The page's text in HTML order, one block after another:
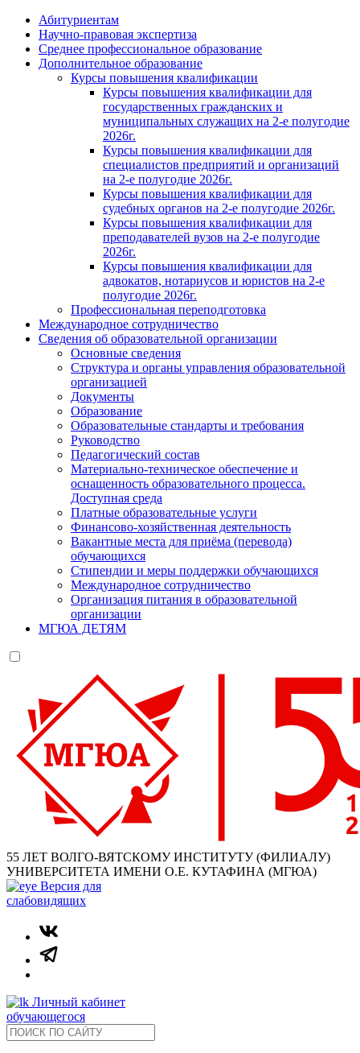
Абитуриентам
Научно-правовая экспертиза
Cреднее профессиональное образование
Дополнительное образование
Курсы повышения квалификации
Курсы повышения квалификации для
государственных гражданских и
муниципальных служащих на 2-е полугодие
2026г.
Курсы повышения квалификации для
специалистов предприятий и организаций
на 2-е полугодие 2026г.
Курсы повышения квалификации для
судебных органов на 2-е полугодие 2026г.
Курсы повышения квалификации для
преподавателей вузов на 2-е полугодие
2026г.
Курсы повышения квалификации для
адвокатов, нотариусов и юристов на 2-е
полугодие 2026г.
Профессиональная переподготовка
Международное сотрудничество
Сведения об образовательной организации
Основные сведения
Структура и органы управления образовательной
организацией
Документы
Образование
Образовательные стандарты и требования
Руководство
Педагогический состав
Материально-техническое обеспечение и
оснащенность образовательного процесса.
Доступная среда
Платные образовательные услуги
Финансово-хозяйственная деятельность
Вакантные места для приёма (перевода)
обучающихся
Стипендии и меры поддержки обучающихся
Международное сотрудничество
Организация питания в образовательной
организации
МГЮА ДЕТЯМ
55 ЛЕТ ВОЛГО-ВЯТСКОМУ ИНСТИТУТУ (ФИЛИАЛУ)
УНИВЕРСИТЕТА ИМЕНИ О.Е. КУТАФИНА (МГЮА)
Версия для
слабовидящих
Личный кабинет
обучающегося